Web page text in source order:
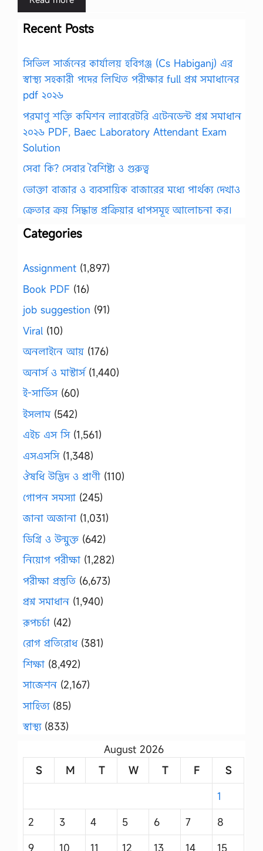
Recent Posts
সিভিল সার্জনের কার্যালয় হবিগঞ্জ (Cs Habiganj) এর
স্বাস্থ্য সহকারী পদের লিখিত পরীক্ষার full প্রশ্ন সমাধানের
pdf ২০২৬
পরমাণু শক্তি কমিশন ল্যাবরেটরি এটেনডেন্ট প্রশ্ন সমাধান
২০২৬ PDF, Baec Laboratory Attendant Exam
Solution
সেবা কি? সেবার বৈশিষ্ট্য ও গুরুত্ব
ভোক্তা বাজার ও ব্যবসায়িক বাজারের মধ্যে পার্থক্য দেখাও
ক্রেতার ক্রয় সিদ্ধান্ত প্রক্রিয়ার ধাপসমূহ আলোচনা কর।
Categories
Assignment (1,897)
Book PDF (16)
job suggestion (91)
Viral (10)
অনলাইনে আয় (176)
অনার্স ও মাস্টার্স(1,440)
ই-সার্ভিস(60)
ইসলাম(542)
এইচ এস সি(1,561)
এসএসসি(1,348)
ঔষধি উদ্ভিদ ও প্রাণী (110)
গোপন সমস্যা (245)
জানা অজানা (1,031)
ডিগ্রি ও উন্মুক্ত (642)
নিয়োগ পরীক্ষা (1,282)
পরীক্ষা প্রস্তুতি (6,673)
প্রশ্ন সমাধান (1,940)
রূপচর্চা (42)
রোগ প্রতিরোধ(381)
শিক্ষা (8,492)
সাজেশন (2,167)
সাহিত্য(85)
স্বাস্থ্য(833)
August 2026
S
M T W T F
S
1
2
3 4 5 6 7
8
9
10 11 12 13 14 15